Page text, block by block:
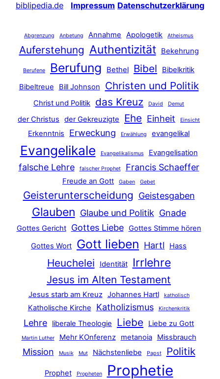
biblipedia.de Impressum Datenschutzerklärung
Abgrenzung Anbetung Annahme Apologetik Atheismus
Auferstehung Authentizität Bekehrung
Berufene Berufung Bethel Bibel
Bibelkritik
Bibeltreue
Bill Johnson Christen und Politik
Christ und Politik das Kreuz David Demut
der Christus der Gekreuzigte Ehe Einheit Einsicht
Erkenntnis Erweckung Erwählung evangelikal
Evangelikale Evangelikalismus Evangelisation
falsche Lehre falscher Prophet Francis Schaeffer
Freude an Gott Gaben Gebet
Geisterunterscheidung Geistesgaben
Glauben Glaube und Politik Gnade
Gottes Gericht Gottes Liebe Gottes Stimme hören
Gottes Wort
Gott lieben Hartl Hass
Heuchelei Identität Irrlehre
Jesus im Alten Testament
Jesus starb am Kreuz Johannes Hartl katholisch
Katholische Kirche Katholizismus Kirchenkritik
Lehre liberale Theologie Liebe Liebe zu Gott
Martin Luther Mehr KOnferenz metanoia Missbrauch
Mission Musik Mut Nächstenliebe Papst Politik
Prophet Propheten Prophetie